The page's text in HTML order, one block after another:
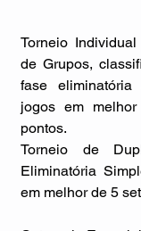
Torneio
de Grupos,
fase eliminatória
jogos em
pontos.
Torneio de
Eliminatória
em melhor de 5